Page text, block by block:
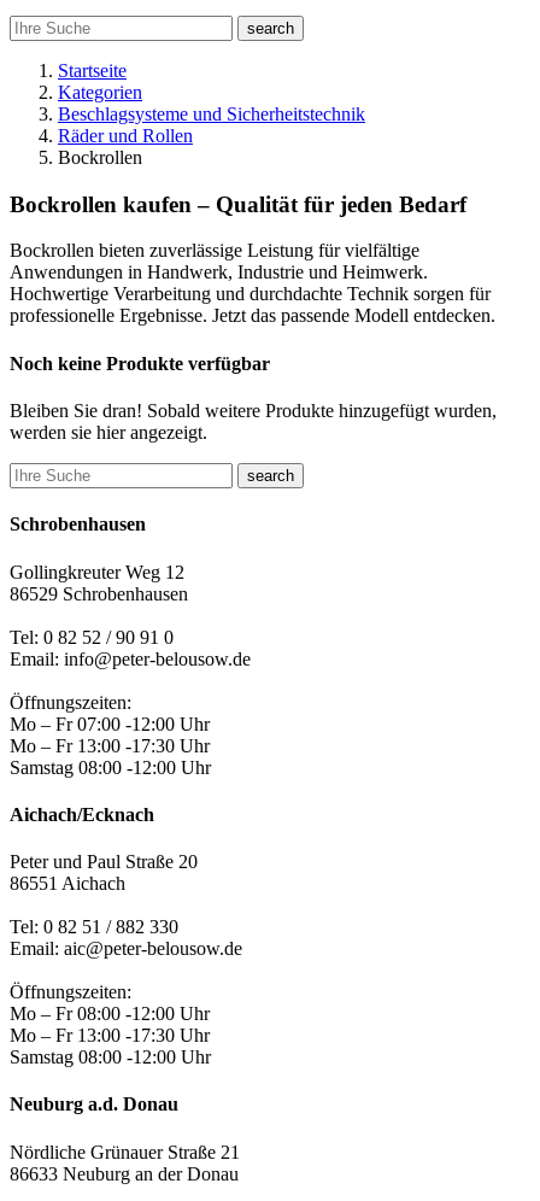
search
Startseite
Kategorien
Beschlagsysteme und Sicherheitstechnik
Räder und Rollen
Bockrollen
Bockrollen kaufen – Qualität für jeden Bedarf
Bockrollen bieten zuverlässige Leistung für vielfältige
Anwendungen in Handwerk, Industrie und Heimwerk.
Hochwertige Verarbeitung und durchdachte Technik sorgen für
professionelle Ergebnisse. Jetzt das passende Modell entdecken.
Noch keine Produkte verfügbar
Bleiben Sie dran! Sobald weitere Produkte hinzugefügt wurden,
werden sie hier angezeigt.
search
Schrobenhausen
Gollingkreuter Weg 12
86529 Schrobenhausen
Tel: 0 82 52 / 90 91 0
Email: info@peter-belousow.de
Öffnungszeiten:
Mo – Fr 07:00 -12:00 Uhr
Mo – Fr 13:00 -17:30 Uhr
Samstag 08:00 -12:00 Uhr
Aichach/Ecknach
Peter und Paul Straße 20
86551 Aichach
Tel: 0 82 51 / 882 330
Email: aic@peter-belousow.de
Öffnungszeiten:
Mo – Fr 08:00 -12:00 Uhr
Mo – Fr 13:00 -17:30 Uhr
Samstag 08:00 -12:00 Uhr
Neuburg a.d. Donau
Nördliche Grünauer Straße 21
86633 Neuburg an der Donau